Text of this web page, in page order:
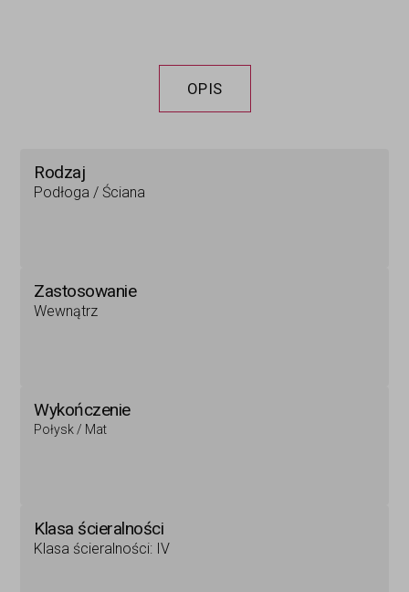
OPIS
Rodzaj
Podłoga / Ściana
Zastosowanie
Wewnątrz
Wykończenie
Połysk / Mat
Klasa ścieralności
Klasa ścieralności: IV